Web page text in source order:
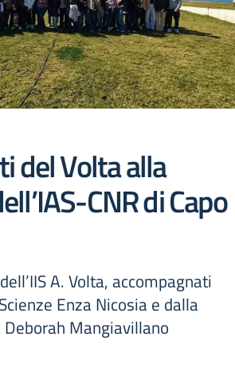
del Volta alla
CNR di Capo
A. Volta, accompagnati
Enza Nicosia e dalla
Mangiavillano